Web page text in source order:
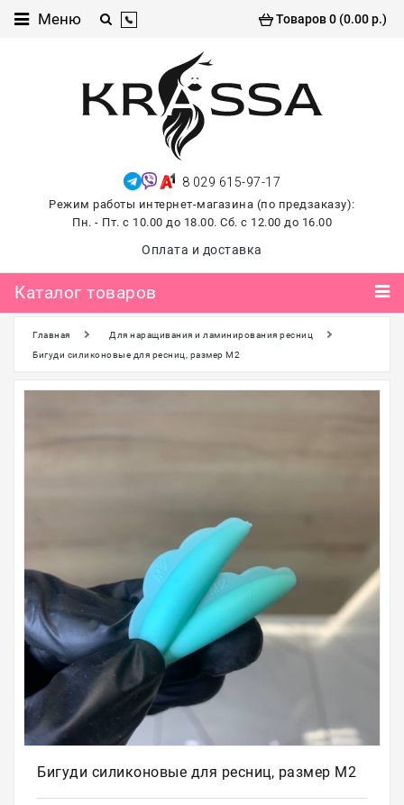
Меню Товаров 0 (0.00 р.)
8 029 615-97-17
Режим работы интернет-магазина (по предзаказу):
Пн. - Пт. с 10.00 до 18.00. Сб. с 12.00 до 16.00
Оплата и доставка
Каталог товаров
Каталог
и
педикюра
Для
наращивания и
ресниц
Электрооборудование
Парафинотерапия
тату
Подарочные
Подарочная
Главная
Для наращивания и ламинирования ресниц
Бигуди силиконовые для ресниц, размер M2
Бигуди силиконовые для ресниц, размер M2